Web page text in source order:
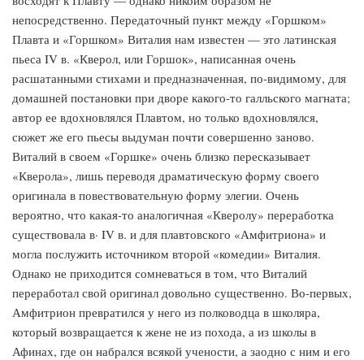
непосредственно. Передаточный пункт между «Горшком»
Плавта и «Горшком» Виталия нам известен — это латинская
пьеса IV в. «Кверол, или Горшок», написанная очень
расшатанными стихами и предназначенная, по-видимому, для
домашней постановки при дворе какого-то галльского магната;
автор ее вдохновлялся Плавтом, но только вдохновлялся,
сюжет же его пьесы выдуман почти совершенно заново.
Виталий в своем «Горшке» очень близко пересказывает
«Кверола», лишь переводя драматическую форму своего
оригинала в повествовательную форму элегии. Очень
вероятно, что какая-то аналогичная «Кверолу» переработка
существовала в· IV в. и для плавтовского «Амфитриона» и
могла послужить источником второй «комедии» Виталия.
Однако не приходится сомневаться в том, что Виталий
переработал свой оригинал довольно существенно. Во-первых,
Амфитрион превратился у него из полководца в школяра,
который возвращается к жене не из похода, а из школы в
Афинах, где он набрался всякой учености, а заодно с ним и его